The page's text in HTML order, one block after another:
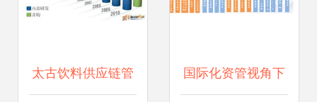
太古饮料供应链管 国际化资管视角下